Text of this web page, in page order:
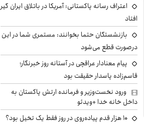
اعتراف رسانه پاکستانی: آمریکا در باتلاق ایران گیر
افتاد
بازنشستگان حتما بخوانند: مستمری شما در این
درصورت قطع می‌شود
پیام معنادار عراقچی در آستانه روز خبرنگار؛
قاسم‌زاده پاسدار حقیقت بود
ورود نخست‌وزیر و فرمانده ارتش پاکستان به
داخل خانه خدا +ویدئو
۱۰ هزار قدم پیاده‌روی در روز فقط یک تخیل بود؟